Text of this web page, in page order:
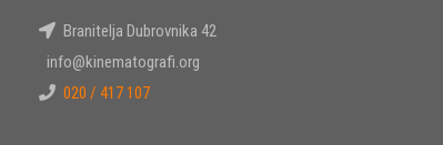
Branitelja Dubrovnika 42
info@kinematografi.org
020 / 417 107